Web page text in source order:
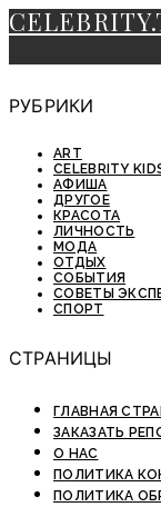
РУБРИКИ
ART
CELEBRITY
АФИША
ДРУГОЕ
КРАСОТА
ЛИЧНОСТЬ
МОДА
ОТДЫХ
СОБЫТИЯ
СОВЕТЫ
СПОРТ
СТРАНИЦЫ
ГЛАВНАЯ
ЗАКАЗАТЬ
О НАС
ПОЛИТИКА
ПОЛИТИКА